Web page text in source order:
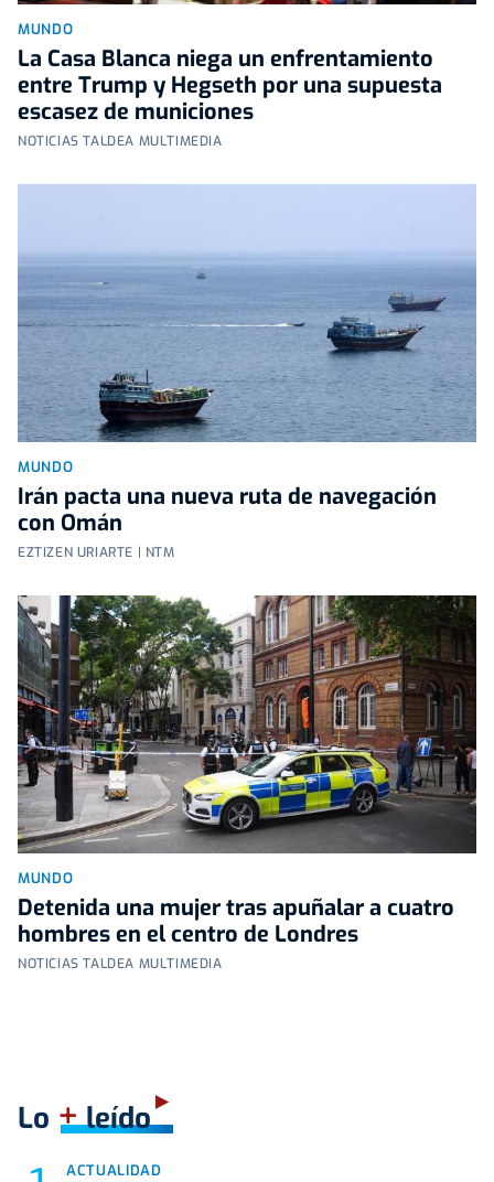
MUNDO
La Casa Blanca niega un enfrentamiento
entre Trump y Hegseth por una supuesta
escasez de municiones
NOTICIAS TALDEA MULTIMEDIA
MUNDO
Irán pacta una nueva ruta de navegación
con Omán
EZTIZEN URIARTE | NTM
MUNDO
Detenida una mujer tras apuñalar a cuatro
hombres en el centro de Londres
NOTICIAS TALDEA MULTIMEDIA
Lo +leído
ACTUALIDAD